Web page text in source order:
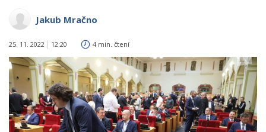
Jakub Mračno
25. 11. 2022 12:20 4 min. čtení